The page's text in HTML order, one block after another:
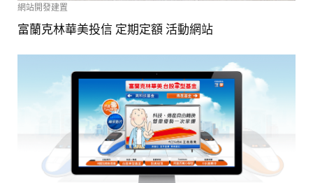
網站開發建置
富蘭克林華美投信 定期定額 活動網站